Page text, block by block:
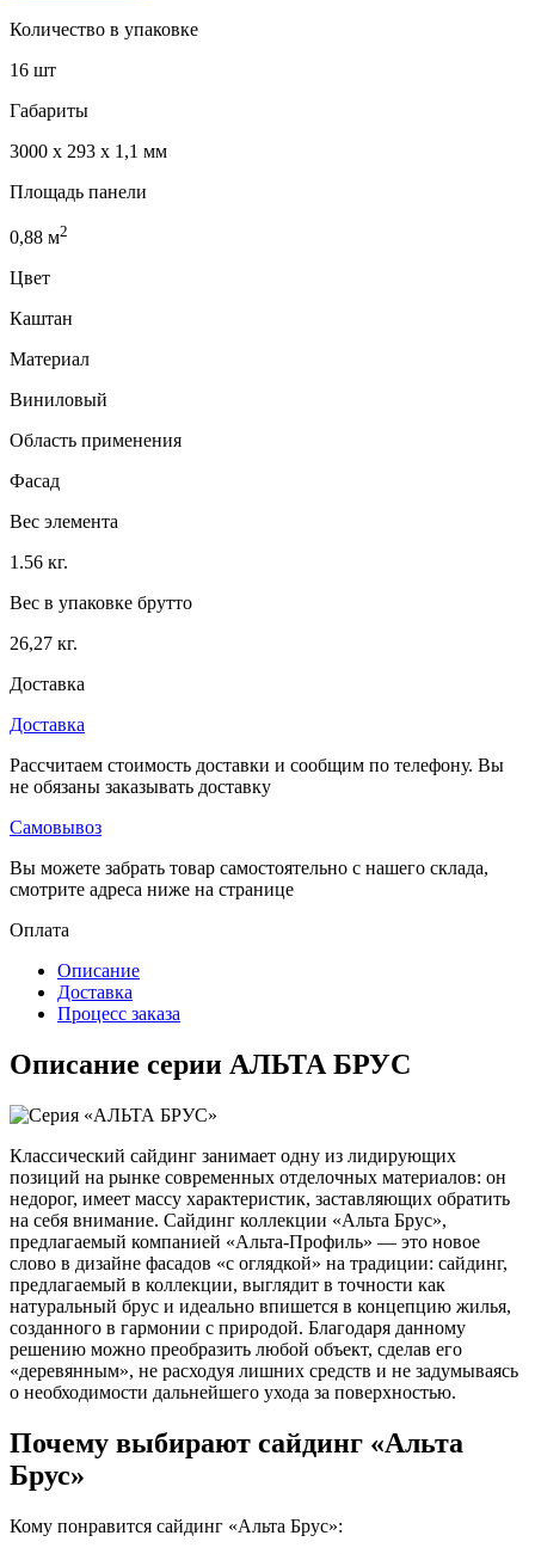
Количество в упаковке
16 шт
Габариты
3000 x 293 x 1,1 мм
Площадь панели
0,88 м2
Цвет
Каштан
Материал
Виниловый
Область применения
Фасад
Вес элемента
1.56 кг.
Вес в упаковке брутто
26,27 кг.
Доставка
Доставка
Рассчитаем стоимость доставки и сообщим по телефону. Вы
не обязаны заказывать доставку
Самовывоз
Вы можете забрать товар самостоятельно с нашего склада,
смотрите адреса ниже на странице
Оплата
Описание
Доставка
Процесс заказа
Описание серии АЛЬТА БРУС
Классический сайдинг занимает одну из лидирующих
позиций на рынке современных отделочных материалов: он
недорог, имеет массу характеристик, заставляющих обратить
на себя внимание. Сайдинг коллекции «Альта Брус»,
предлагаемый компанией «Альта-Профиль» — это новое
слово в дизайне фасадов «с оглядкой» на традиции: сайдинг,
предлагаемый в коллекции, выглядит в точности как
натуральный брус и идеально впишется в концепцию жилья,
созданного в гармонии с природой. Благодаря данному
решению можно преобразить любой объект, сделав его
«деревянным», не расходуя лишних средств и не задумываясь
о необходимости дальнейшего ухода за поверхностью.
Почему выбирают сайдинг «Альта
Брус»
Кому понравится сайдинг «Альта Брус»: